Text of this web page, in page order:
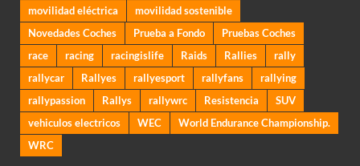
movilidad eléctrica
movilidad sostenible
Novedades Coches
Prueba a Fondo
Pruebas Coches
race
racing racingislife Raids Rallies
rally
rallycar
Rallyes rallyesport rallyfans
rallying
rallypassion
Rallys rallywrc Resistencia
SUV
vehiculos electricos
WEC
World Endurance Championship.
WRC